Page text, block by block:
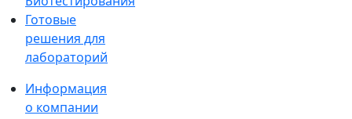
Готовые
решения для
лабораторий
Информация
о компании